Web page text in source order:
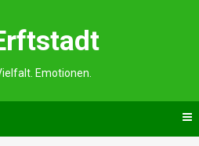
Emotionen.